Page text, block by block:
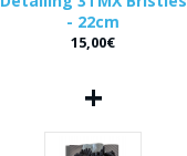
- 22cm
15,00€
+